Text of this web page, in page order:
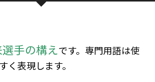
手の構えです。専門用語は使
く表現します。